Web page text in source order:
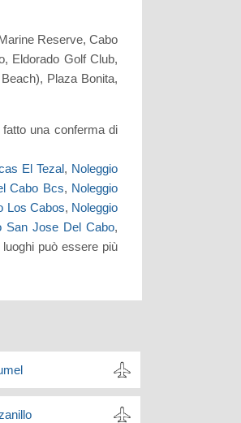
Reserve, Cabo
Eldorado Golf Club,
Plaza Bonita,
una conferma di
El Tezal, Noleggio
Cabo Bcs, Noleggio
Los Cabos, Noleggio
San Jose Del Cabo,
può essere più